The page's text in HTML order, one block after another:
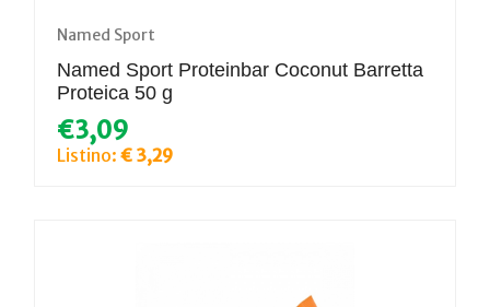
Named Sport
Named Sport Proteinbar Coconut Barretta
Proteica 50 g
€3,09
Listino: € 3,29